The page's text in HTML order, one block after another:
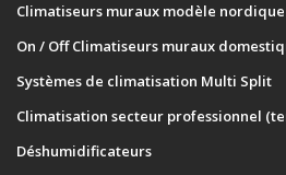
Climatiseurs muraux modèle nordique
On / Off Climatiseurs muraux
Systèmes de climatisation Multi Split
Climatisation secteur professionnel
Déshumidificateurs